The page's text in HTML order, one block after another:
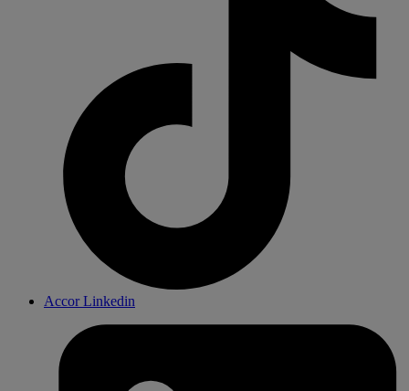
Accor Linkedin